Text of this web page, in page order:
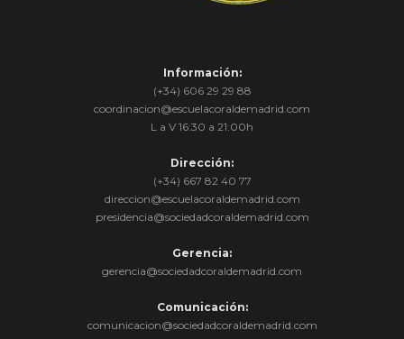
Información:
(+34) 606 29 29 88
coordinacion@escuelacoraldemadrid.com
L a V 16:30 a 21:00h
Dirección:
(+34) 667 82 40 77
direccion@escuelacoraldemadrid.com
presidencia@sociedadcoraldemadrid.com
Gerencia:
gerencia@sociedadcoraldemadrid.com
Comunicación:
comunicacion@sociedadcoraldemadrid.com